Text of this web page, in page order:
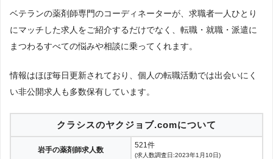
ベテランの薬剤師専門のコーディネーターが、求職者一人ひとり
にマッチした求人をご紹介するだけでなく、転職・就職・派遣に
まつわるすべての悩みや相談に乗ってくれます。
情報はほぼ毎日更新されており、個人の転職活動では出会いにく
い非公開求人も多数保有しています。
クラシスのヤクジョブ.comについて
岩手の薬剤師求人数
521件
(求人数調査日:2023年1月10日)